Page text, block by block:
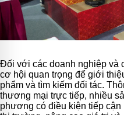
Đối với các doanh nghiệp và
cơ hội quan trọng để giới
phẩm và tìm kiếm đối tác.
thương mại trực tiếp, nhiều
phương có điều kiện tiếp